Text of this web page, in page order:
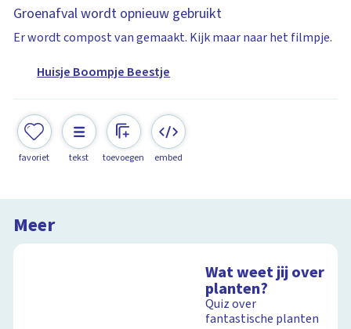
Groenafval wordt opnieuw gebruikt
Er wordt compost van gemaakt. Kijk maar naar het filmpje.
Huisje Boompje Beestje
favoriet tekst toevoegen embed
Meer
Wat weet jij over
planten?
Quiz over
fantastische planten